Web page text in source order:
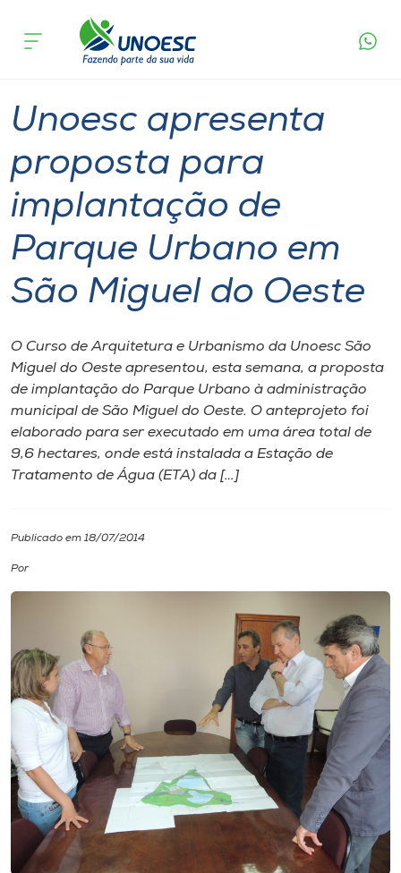
Cursos
Atendimento ao Estudante
Portal de Ensino
Internacionalização
I.nova
Cultura
CPA
Biblioteca
Editora
Rádio
Museu
Unoesc
acontece
Unoesc apresenta
proposta para
implantação de
Parque Urbano em
São Miguel do Oeste
O Curso de Arquitetura e Urbanismo da Unoesc São
Miguel do Oeste apresentou, esta semana, a proposta
de implantação do Parque Urbano à administração
municipal de São Miguel do Oeste. O anteprojeto foi
elaborado para ser executado em uma área total de
9,6 hectares, onde está instalada a Estação de
Tratamento de Água (ETA) da […]
Publicado em 18/07/2014
Por